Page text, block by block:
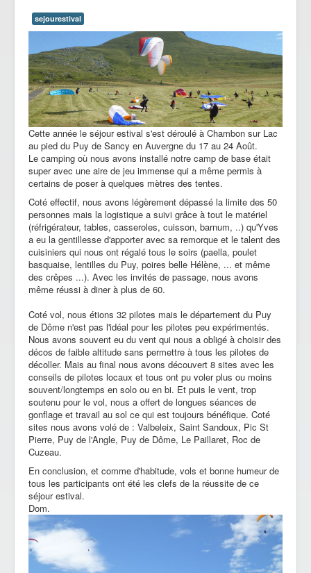
sejourestival
Cette année le séjour estival s'est déroulé à Chambon sur Lac
au pied du Puy de Sancy en Auvergne du 17 au 24 Août.
Le camping où nous avons installé notre camp de base était
super avec une aire de jeu immense qui a même permis à
certains de poser à quelques mètres des tentes.
Coté effectif, nous avons légèrement dépassé la limite des 50
personnes mais la logistique a suivi grâce à tout le matériel
(réfrigérateur, tables, casseroles, cuisson, barnum, ..) qu'Yves
a eu la gentillesse d'apporter avec sa remorque et le talent des
cuisiniers qui nous ont régalé tous le soirs (paella, poulet
basquaise, lentilles du Puy, poires belle Hélène, ... et même
des crêpes ...). Avec les invités de passage, nous avons
même réussi à diner à plus de 60.
Coté vol, nous étions 32 pilotes mais le département du Puy
de Dôme n'est pas l'idéal pour les pilotes peu expérimentés.
Nous avons souvent eu du vent qui nous a obligé à choisir des
décos de faible altitude sans permettre à tous les pilotes de
décoller. Mais au final nous avons découvert 8 sites avec les
conseils de pilotes locaux et tous ont pu voler plus ou moins
souvent/longtemps en solo ou en bi. Et puis le vent, trop
soutenu pour le vol, nous a offert de longues séances de
gonflage et travail au sol ce qui est toujours bénéfique. Coté
sites nous avons volé de : Valbeleix, Saint Sandoux, Pic St
Pierre, Puy de l'Angle, Puy de Dôme, Le Paillaret, Roc de
Cuzeau.
En conclusion, et comme d'habitude, vols et bonne humeur de
tous les participants ont été les clefs de la réussite de ce
séjour estival.
Dom.